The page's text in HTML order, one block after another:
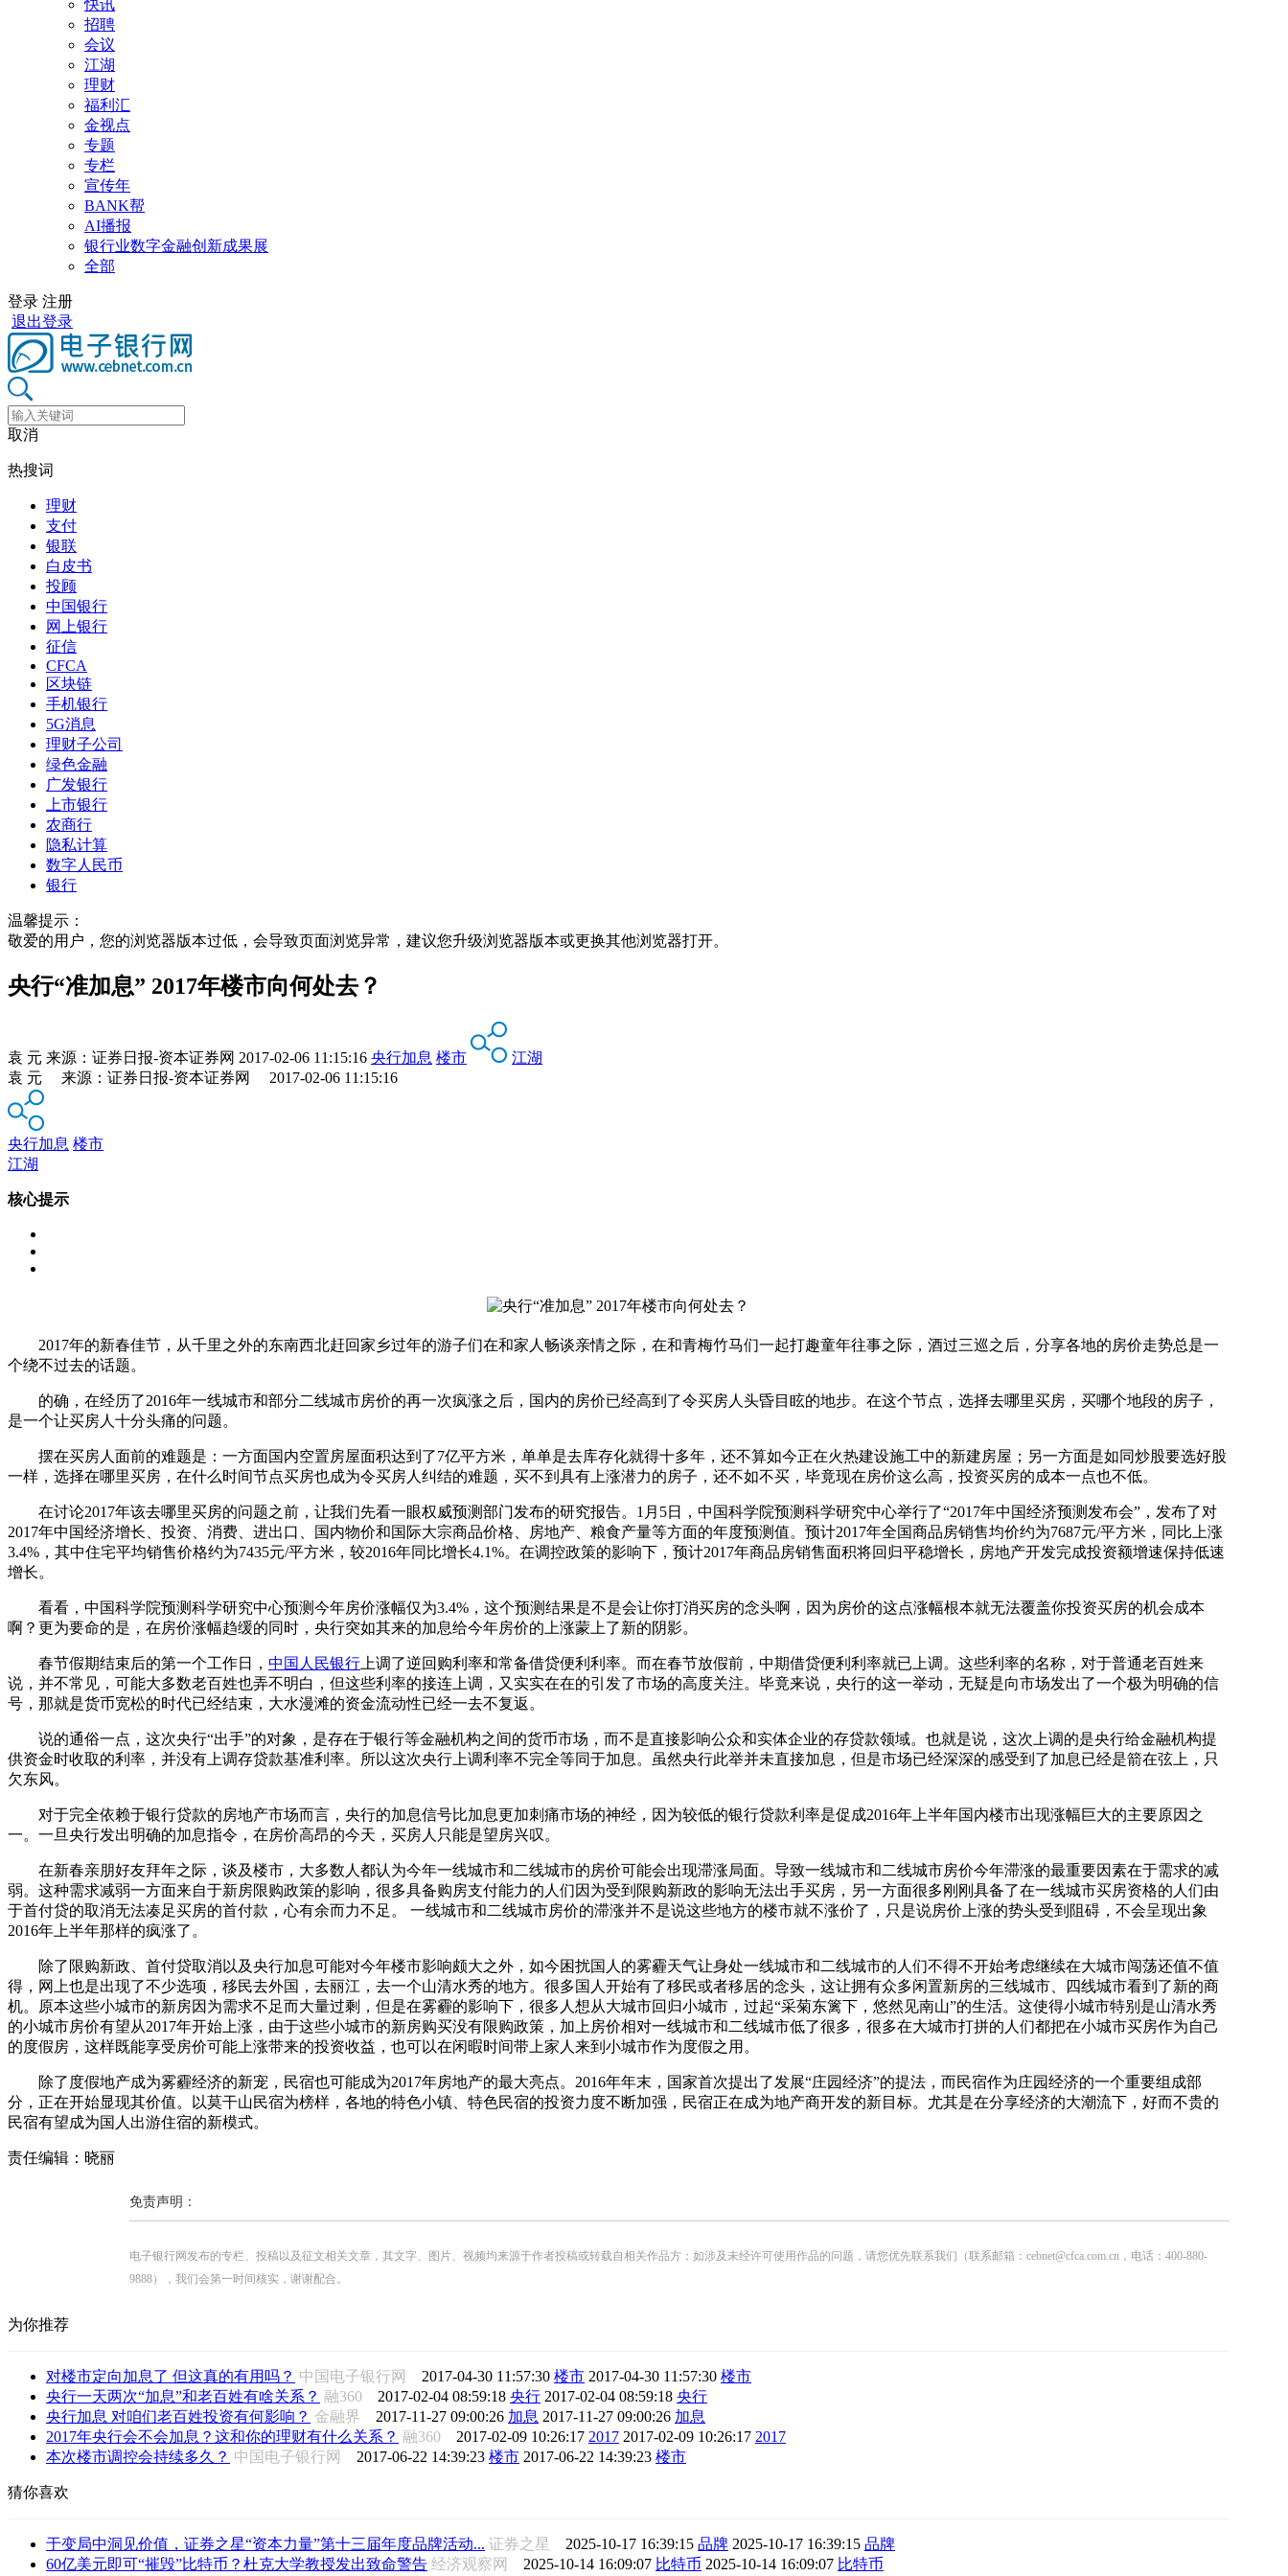
快讯
招聘
会议
江湖
理财
福利汇
金视点
专题
专栏
宣传年
BANK帮
AI播报
银行业数字金融创新成果展
全部
登录 注册
退出登录
取消
热搜词
理财
支付
银联
白皮书
投顾
中国银行
网上银行
征信
CFCA
区块链
手机银行
5G消息
理财子公司
绿色金融
广发银行
上市银行
农商行
隐私计算
数字人民币
银行
温馨提示：
敬爱的用户，您的浏览器版本过低，会导致页面浏览异常，建议您升级浏览器版本或更换其他浏览器打开。
央行“准加息” 2017年楼市向何处去？
袁 元 来源： 证券日报-资本证券网 2017-02-06 11:15:16 央行加息 楼市
江湖
袁 元 来源：证券日报-资本证券网 2017-02-06 11:15:16
央行加息 楼市
江湖
核心提示
2017年的新春佳节，从千里之外的东南西北赶回家乡过年的游子们在和家人畅谈亲情之际，在和青梅竹马们一起打趣童年往事之际，酒过三巡之后，分享各地的房价走势总是一
个绕不过去的话题。
的确，在经历了2016年一线城市和部分二线城市房价的再一次疯涨之后，国内的房价已经高到了令买房人头昏目眩的地步。在这个节点，选择去哪里买房，买哪个地段的房子，
是一个让买房人十分头痛的问题。
摆在买房人面前的难题是：一方面国内空置房屋面积达到了7亿平方米，单单是去库存化就得十多年，还不算如今正在火热建设施工中的新建房屋；另一方面是如同炒股要选好股
一样，选择在哪里买房，在什么时间节点买房也成为令买房人纠结的难题，买不到具有上涨潜力的房子，还不如不买，毕竟现在房价这么高，投资买房的成本一点也不低。
在讨论2017年该去哪里买房的问题之前，让我们先看一眼权威预测部门发布的研究报告。1月5日，中国科学院预测科学研究中心举行了“2017年中国经济预测发布会”，发布了对
2017年中国经济增长、投资、消费、进出口、国内物价和国际大宗商品价格、房地产、粮食产量等方面的年度预测值。预计2017年全国商品房销售均价约为7687元/平方米，同比上涨
3.4%，其中住宅平均销售价格约为7435元/平方米，较2016年同比增长4.1%。在调控政策的影响下，预计2017年商品房销售面积将回归平稳增长，房地产开发完成投资额增速保持低速
增长。
看看，中国科学院预测科学研究中心预测今年房价涨幅仅为3.4%，这个预测结果是不是会让你打消买房的念头啊，因为房价的这点涨幅根本就无法覆盖你投资买房的机会成本
啊？更为要命的是，在房价涨幅趋缓的同时，央行突如其来的加息给今年房价的上涨蒙上了新的阴影。
春节假期结束后的第一个工作日， 中国人民银行 上调了逆回购利率和常备借贷便利利率。而在春节放假前，中期借贷便利利率就已上调。这些利率的名称，对于普通老百姓来
说，并不常见，可能大多数老百姓也弄不明白，但这些利率的接连上调，又实实在在的引发了市场的高度关注。毕竟来说，央行的这一举动，无疑是向市场发出了一个极为明确的信
号，那就是货币宽松的时代已经结束，大水漫滩的资金流动性已经一去不复返。
说的通俗一点，这次央行“出手”的对象，是存在于银行等金融机构之间的货币市场，而不是直接影响公众和实体企业的存贷款领域。也就是说，这次上调的是央行给金融机构提
供资金时收取的利率，并没有上调存贷款基准利率。所以这次央行上调利率不完全等同于加息。虽然央行此举并未直接加息，但是市场已经深深的感受到了加息已经是箭在弦上，只
欠东风。
对于完全依赖于银行贷款的房地产市场而言，央行的加息信号比加息更加刺痛市场的神经，因为较低的银行贷款利率是促成2016年上半年国内楼市出现涨幅巨大的主要原因之
一。一旦央行发出明确的加息指令，在房价高昂的今天，买房人只能是望房兴叹。
在新春亲朋好友拜年之际，谈及楼市，大多数人都认为今年一线城市和二线城市的房价可能会出现滞涨局面。导致一线城市和二线城市房价今年滞涨的最重要因素在于需求的减
弱。这种需求减弱一方面来自于新房限购政策的影响，很多具备购房支付能力的人们因为受到限购新政的影响无法出手买房，另一方面很多刚刚具备了在一线城市买房资格的人们由
于首付贷的取消无法凑足买房的首付款，心有余而力不足。 一线城市和二线城市房价的滞涨并不是说这些地方的楼市就不涨价了，只是说房价上涨的势头受到阻碍，不会呈现出象
2016年上半年那样的疯涨了。
除了限购新政、首付贷取消以及央行加息可能对今年楼市影响颇大之外，如今困扰国人的雾霾天气让身处一线城市和二线城市的人们不得不开始考虑继续在大城市闯荡还值不值
得，网上也是出现了不少选项，移民去外国，去丽江，去一个山清水秀的地方。很多国人开始有了移民或者移居的念头，这让拥有众多闲置新房的三线城市、四线城市看到了新的商
机。原本这些小城市的新房因为需求不足而大量过剩，但是在雾霾的影响下，很多人想从大城市回归小城市，过起“采菊东篱下，悠然见南山”的生活。这使得小城市特别是山清水秀
的小城市房价有望从2017年开始上涨，由于这些小城市的新房购买没有限购政策，加上房价相对一线城市和二线城市低了很多，很多在大城市打拼的人们都把在小城市买房作为自己
的度假房，这样既能享受房价可能上涨带来的投资收益，也可以在闲暇时间带上家人来到小城市作为度假之用。
除了度假地产成为雾霾经济的新宠，民宿也可能成为2017年房地产的最大亮点。2016年年末，国家首次提出了发展“庄园经济”的提法，而民宿作为庄园经济的一个重要组成部
分，正在开始显现其价值。以莫干山民宿为榜样，各地的特色小镇、特色民宿的投资力度不断加强，民宿正在成为地产商开发的新目标。尤其是在分享经济的大潮流下，好而不贵的
民宿有望成为国人出游住宿的新模式。
责任编辑：晓丽
免责声明：
电子银行网发布的专栏、投稿以及征文相关文章，其文字、图片、视频均来源于作者投稿或转载自相关作品方；如涉及未经许可使用作品的问题，请您优先联系我们（联系邮箱：cebnet@cfca.com.cn，电话：400-880-
9888），我们会第一时间核实，谢谢配合。
为你推荐
对楼市定向加息了 但这真的有用吗？ 中国电子银行网 2017-04-30 11:57:30 楼市 2017-04-30 11:57:30 楼市
央行一天两次“加息”和老百姓有啥关系？ 融360 2017-02-04 08:59:18 央行 2017-02-04 08:59:18 央行
央行加息 对咱们老百姓投资有何影响？ 金融界 2017-11-27 09:00:26 加息 2017-11-27 09:00:26 加息
2017年央行会不会加息？这和你的理财有什么关系？ 融360 2017-02-09 10:26:17 2017 2017-02-09 10:26:17 2017
本次楼市调控会持续多久？ 中国电子银行网 2017-06-22 14:39:23 楼市 2017-06-22 14:39:23 楼市
猜你喜欢
于变局中洞见价值，证券之星“资本力量”第十三届年度品牌活动... 证券之星 2025-10-17 16:39:15 品牌 2025-10-17 16:39:15 品牌
60亿美元即可“摧毁”比特币？杜克大学教授发出致命警告 经济观察网 2025-10-14 16:09:07 比特币 2025-10-14 16:09:07 比特币